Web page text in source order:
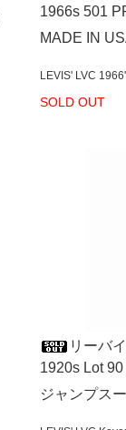
1966s 501
MADE IN
LEVIS' LVC
SOLD OUT
リーバ
1920s Lot
ジャンプス